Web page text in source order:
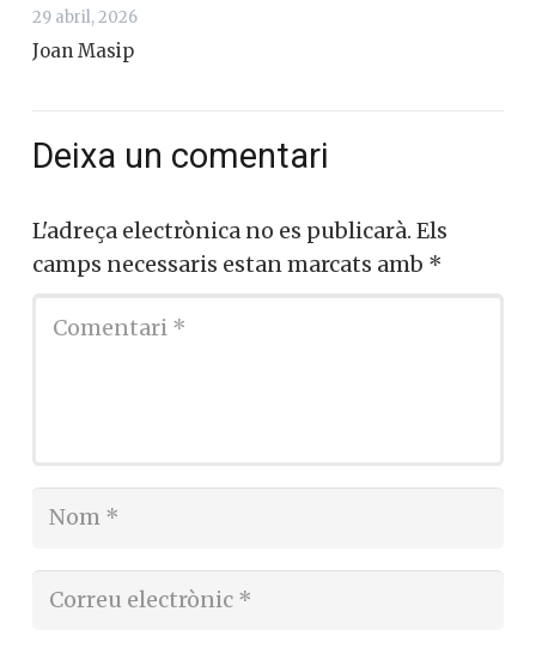
29 abril, 2026
Joan Masip
Deixa un comentari
L'adreça electrònica no es publicarà. Els
camps necessaris estan marcats amb *